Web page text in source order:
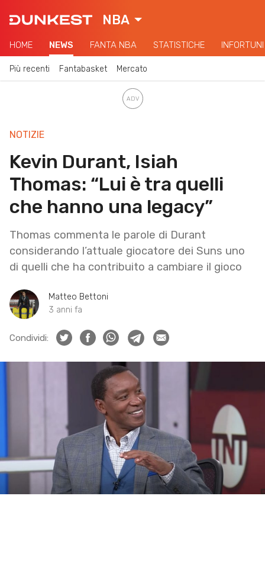
NBA
HOME NEWS FANTA NBA STATISTICHE INFORTUNI
Più recenti Fantabasket Mercato
NOTIZIE
Kevin Durant, Isiah
Thomas: “Lui è tra quelli
che hanno una legacy”
Thomas commenta le parole di Durant
considerando l’attuale giocatore dei Suns uno
di quelli che ha contribuito a cambiare il gioco
Matteo Bettoni
3 anni fa
Condividi: